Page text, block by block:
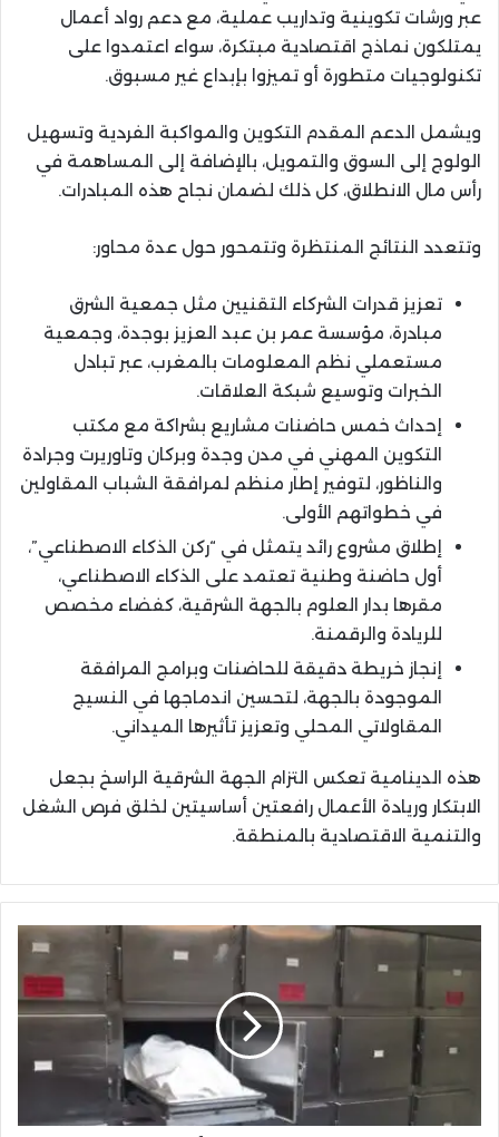
عبر ورشات تكوينية وتداريب عملية، مع دعم رواد أعمال
يمتلكون نماذج اقتصادية مبتكرة، سواء اعتمدوا على
تكنولوجيات متطورة أو تميزوا بإبداع غير مسبوق.
ويشمل الدعم المقدم التكوين والمواكبة الفردية وتسهيل
الولوج إلى السوق والتمويل، بالإضافة إلى المساهمة في
رأس مال الانطلاق، كل ذلك لضمان نجاح هذه المبادرات.
وتتعدد النتائج المنتظرة وتتمحور حول عدة محاور:
تعزيز قدرات الشركاء التقنيين مثل جمعية الشرق
مبادرة، مؤسسة عمر بن عبد العزيز بوجدة، وجمعية
مستعملي نظم المعلومات بالمغرب، عبر تبادل
الخبرات وتوسيع شبكة العلاقات.
إحداث خمس حاضنات مشاريع بشراكة مع مكتب
التكوين المهني في مدن وجدة وبركان وتاوريرت وجرادة
والناظور، لتوفير إطار منظم لمرافقة الشباب المقاولين
في خطواتهم الأولى.
إطلاق مشروع رائد يتمثل في “ركن الذكاء الاصطناعي”،
أول حاضنة وطنية تعتمد على الذكاء الاصطناعي،
مقرها بدار العلوم بالجهة الشرقية، كفضاء مخصص
للريادة والرقمنة.
إنجاز خريطة دقيقة للحاضنات وبرامج المرافقة
الموجودة بالجهة، لتحسين اندماجها في النسيج
المقاولاتي المحلي وتعزيز تأثيرها الميداني.
هذه الدينامية تعكس التزام الجهة الشرقية الراسخ بجعل
الابتكار وريادة الأعمال رافعتين أساسيتين لخلق فرص الشغل
والتنمية الاقتصادية بالمنطقة.
جماعة
مستودع
بمليار
مليون